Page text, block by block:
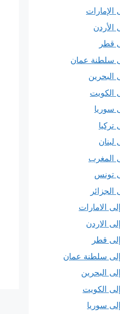
قطر
سلطنة عمان
الكويت
سوريا
المغرب
تونس
الامارات
الاردن
قطر
سلطنة عمان
البحرين
الكويت
سوريا